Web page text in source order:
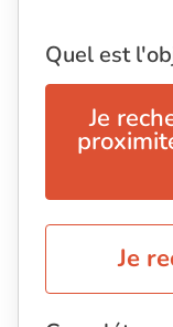
Quel est
Je
Je